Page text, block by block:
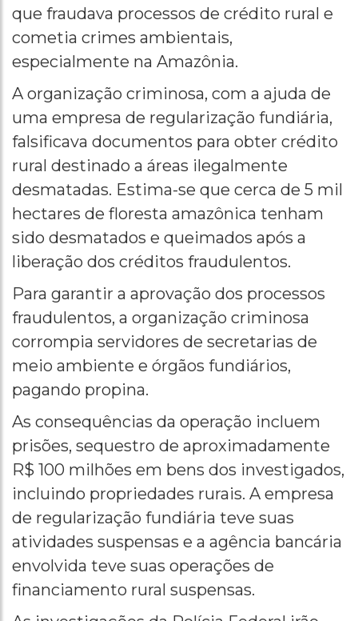
que fraudava processos de crédito rural e
cometia crimes ambientais,
especialmente na Amazônia.
A organização criminosa, com a ajuda de
uma empresa de regularização fundiária,
falsificava documentos para obter crédito
rural destinado a áreas ilegalmente
desmatadas. Estima-se que cerca de 5 mil
hectares de floresta amazônica tenham
sido desmatados e queimados após a
liberação dos créditos fraudulentos.
Para garantir a aprovação dos processos
fraudulentos, a organização criminosa
corrompia servidores de secretarias de
meio ambiente e órgãos fundiários,
pagando propina.
As consequências da operação incluem
prisões, sequestro de aproximadamente
R$ 100 milhões em bens dos investigados,
incluindo propriedades rurais. A empresa
de regularização fundiária teve suas
atividades suspensas e a agência bancária
envolvida teve suas operações de
financiamento rural suspensas.